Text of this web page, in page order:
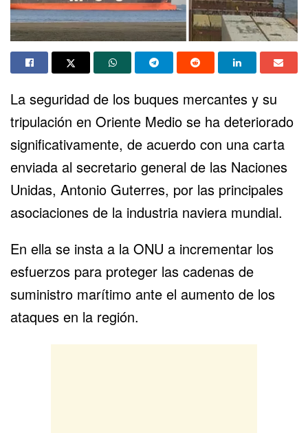
La seguridad de los buques mercantes y su
tripulación en Oriente Medio se ha deteriorado
significativamente, de acuerdo con una carta
enviada al secretario general de las Naciones
Unidas, Antonio Guterres, por las principales
asociaciones de la industria naviera mundial.
En ella se insta a la ONU a incrementar los
esfuerzos para proteger las cadenas de
suministro marítimo ante el aumento de los
ataques en la región.